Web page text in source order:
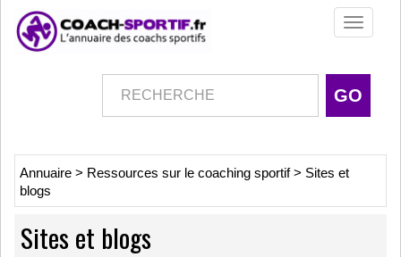
Toggle
Annuaire > Ressources sur le coaching sportif> Sites et
blogs
Sites et blogs